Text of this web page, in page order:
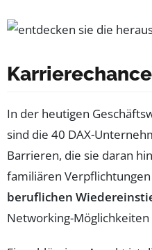
In der heutigen
sind die 40 DAX-
Barrieren, die sie daran
familiären
beruflichen
Networking-